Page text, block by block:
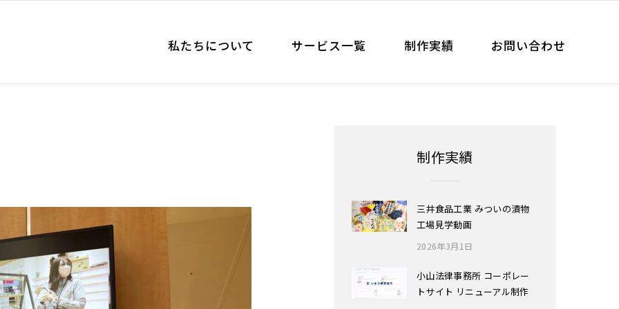
私たちについて サービス一覧 制作実績 お問い合わせ
制作実績
三井食品工業 みついの漬物
工場見学動画
2026年3月1日
小山法律事務所 コーポレー
トサイト リニューアル制作